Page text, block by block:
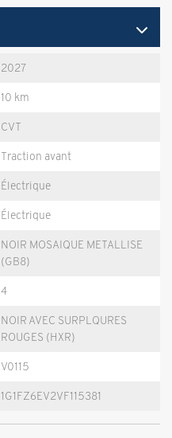
2027
10 km
CVT
Traction avant
Électrique
Électrique
NOIR MOSAIQUE METALLISE
(GB8)
4
NOIR AVEC SURPLQURES
ROUGES (HXR)
V0115
1G1FZ6EV2VF115381